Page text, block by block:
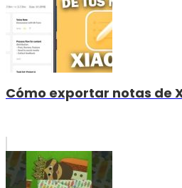
Cómo exportar notas de